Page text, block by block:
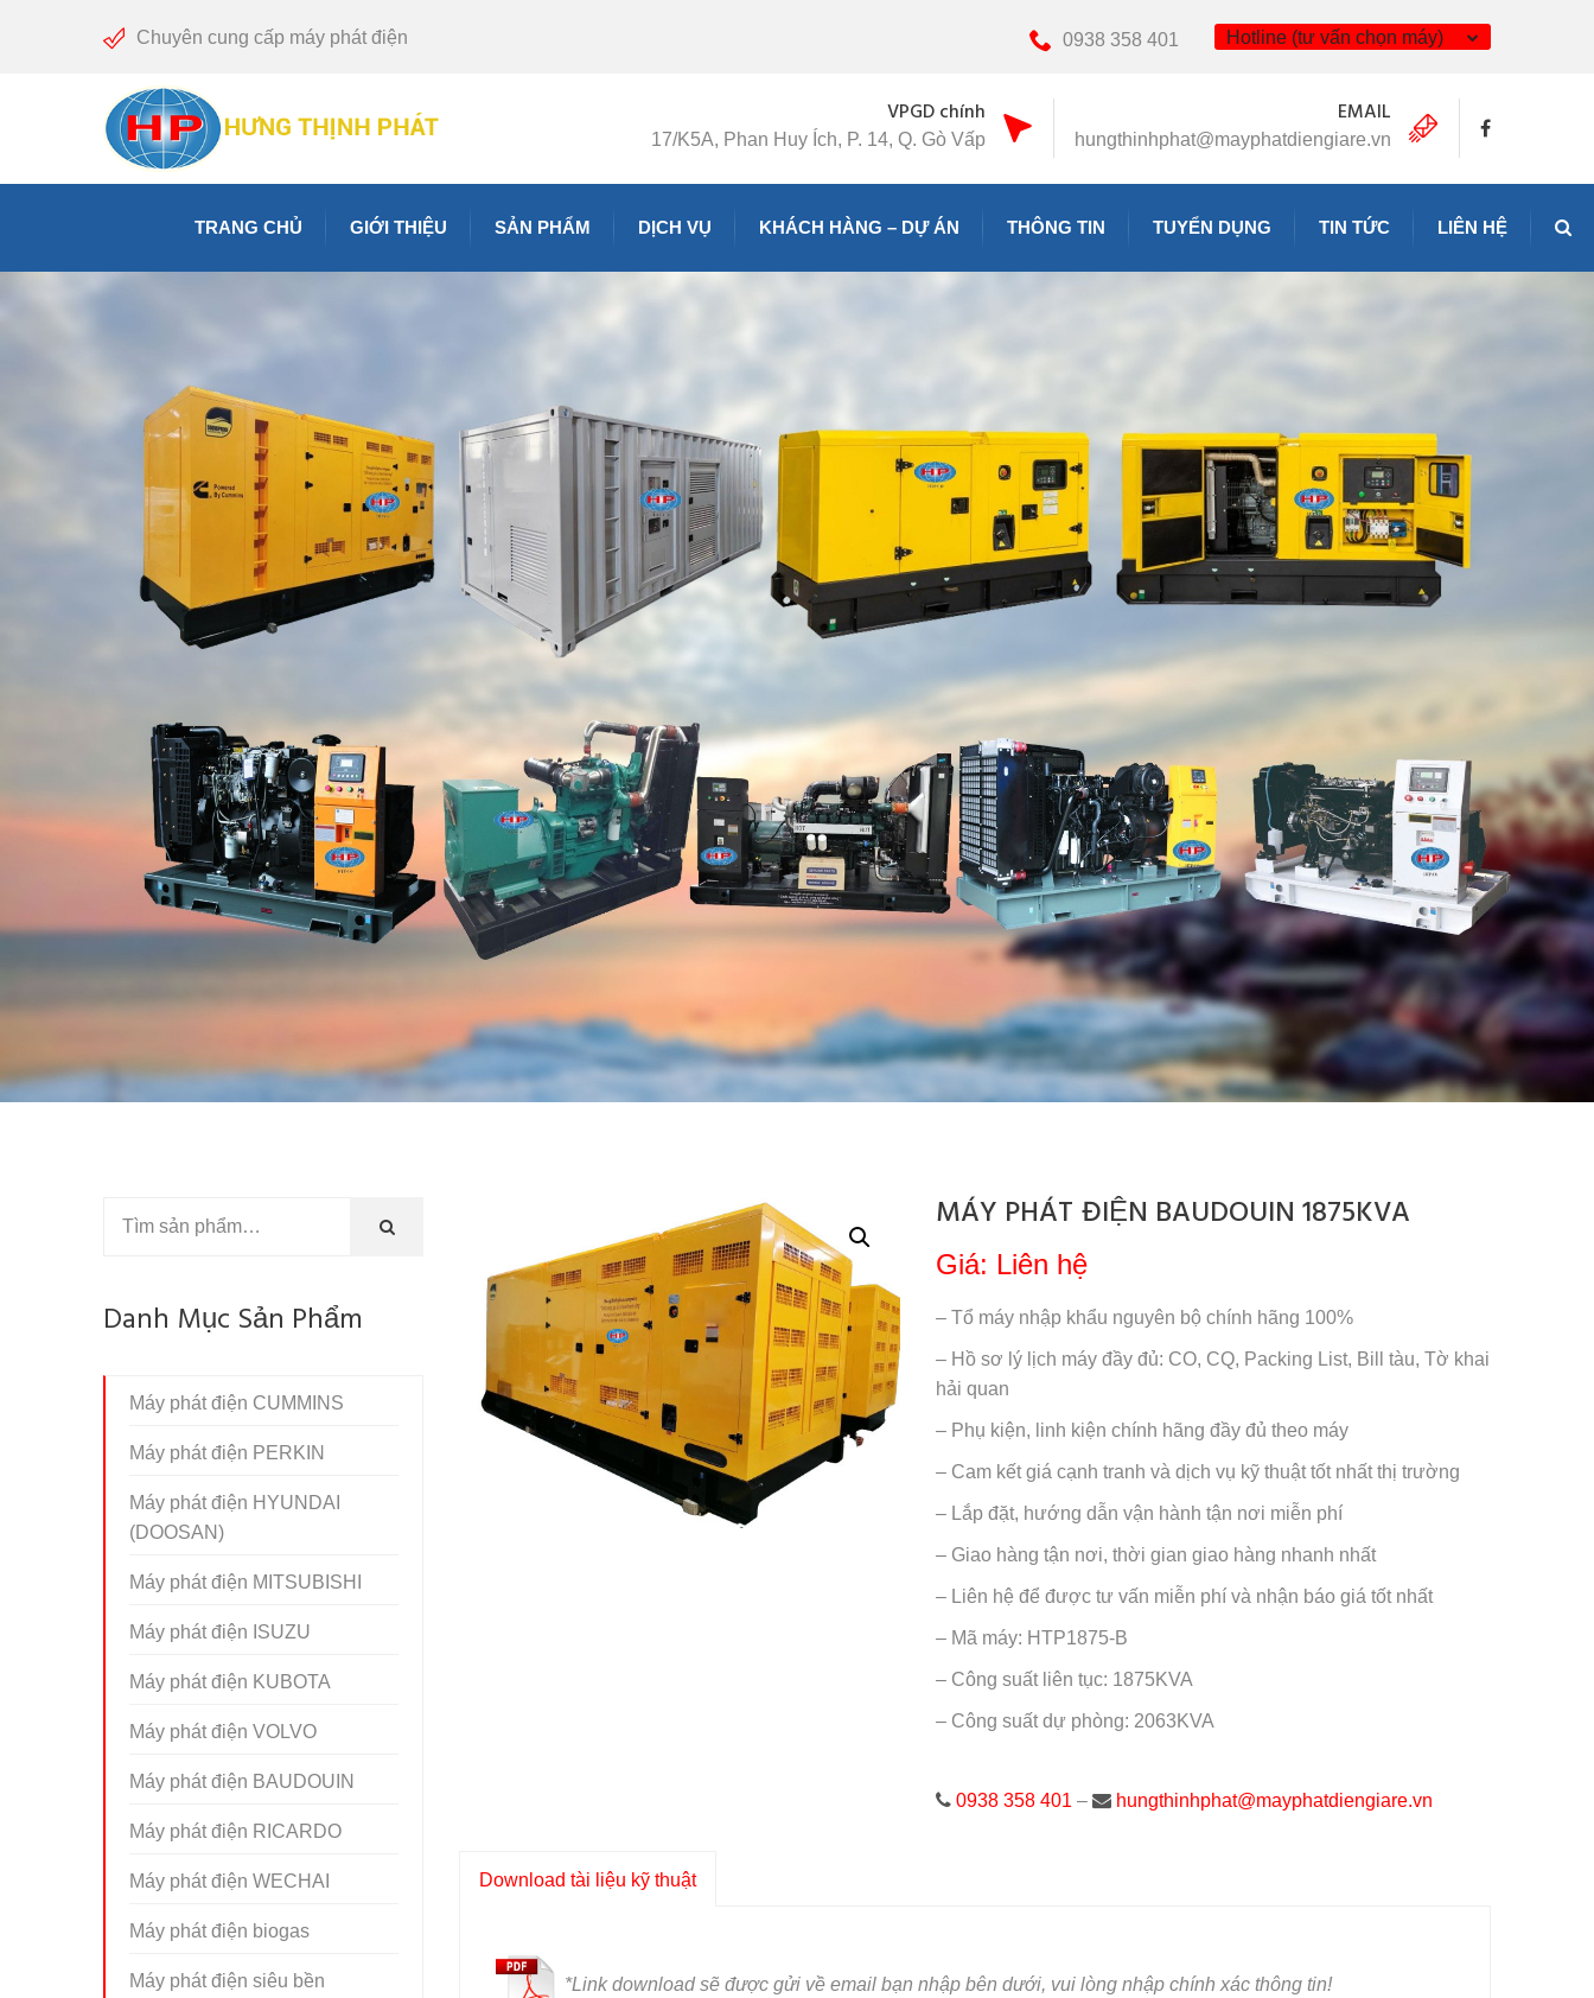
Chuyên cung cấp máy phát điện Hotline (tư vấn chọn máy)
0938 358 401
EMAIL
hungthinhphat@mayphatdiengiare.vn
VPGD chính
17/K5A, Phan Huy Ích, P. 14, Q. Gò Vấp
TRANG CHỦ GIỚI THIỆU SẢN PHẨM DỊCH VỤ KHÁCH HÀNG – DỰ ÁN THÔNG TIN TUYỂN DỤNG TIN TỨC LIÊN HỆ
MÁY PHÁT ĐIỆN BAUDOUIN 1875KVA
Giá: Liên hệ
– Tổ máy nhập khẩu nguyên bộ chính hãng 100%
– Hồ sơ lý lịch máy đầy đủ: CO, CQ, Packing List, Bill tàu, Tờ khai
hải quan
– Phụ kiện, linh kiện chính hãng đầy đủ theo máy
– Cam kết giá cạnh tranh và dịch vụ kỹ thuật tốt nhất thị trường
– Lắp đặt, hướng dẫn vận hành tận nơi miễn phí
– Giao hàng tận nơi, thời gian giao hàng nhanh nhất
– Liên hệ để được tư vấn miễn phí và nhận báo giá tốt nhất
– Mã máy: HTP1875-B
– Công suất liên tục: 1875KVA
– Công suất dự phòng: 2063KVA
0938 358 401 – hungthinhphat@mayphatdiengiare.vn
Download tài liệu kỹ thuật
*Link download sẽ được gửi về email bạn nhập bên dưới, vui lòng nhập chính xác thông tin!
Danh Mục Sản Phẩm
Máy phát điện CUMMINS
Máy phát điện PERKIN
Máy phát điện HYUNDAI
(DOOSAN)
Máy phát điện MITSUBISHI
Máy phát điện ISUZU
Máy phát điện KUBOTA
Máy phát điện VOLVO
Máy phát điện BAUDOUIN
Máy phát điện RICARDO
Máy phát điện WECHAI
Máy phát điện biogas
Máy phát điện siêu bền